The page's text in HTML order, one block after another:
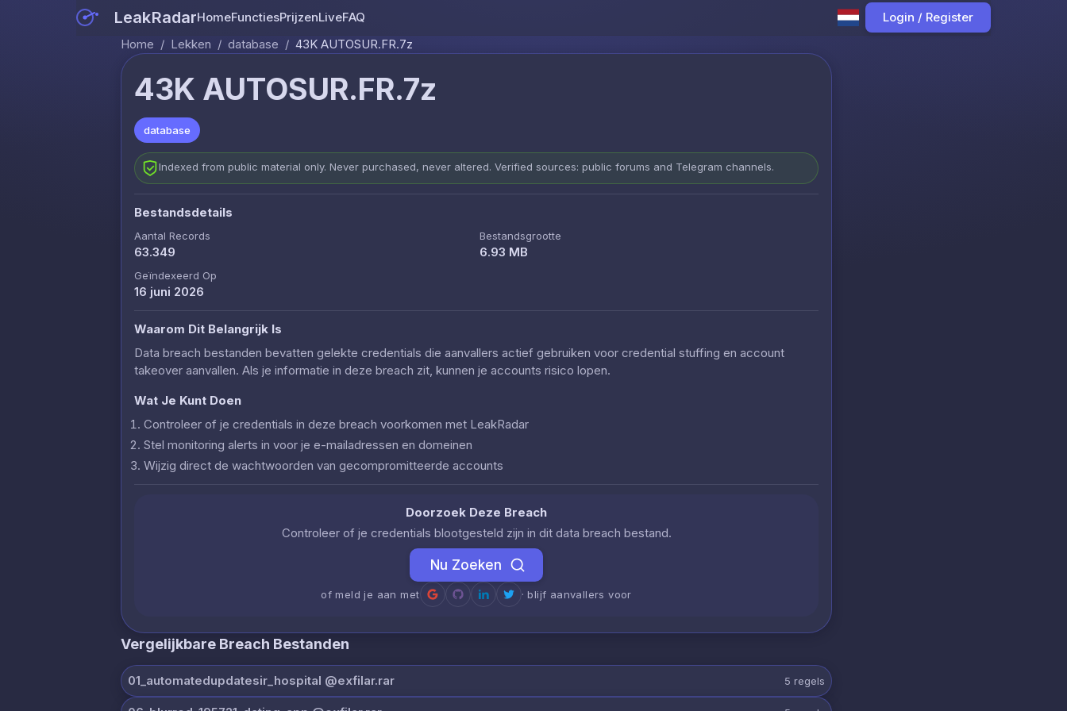
LeakRadarHomeFunctiesPrijzenLiveFAQ
Login / Register
Home / Lekken / database / 43K AUTOSUR.FR.7z
43K AUTOSUR.FR.7z
database
Indexed from public material only. Never purchased, never altered. Verified sources: public forums and Telegram channels.
Bestandsdetails
Aantal Records
63.349
Bestandsgrootte
6.93 MB
Geïndexeerd Op
16 juni 2026
Waarom Dit Belangrijk Is
Data breach bestanden bevatten gelekte credentials die aanvallers actief gebruiken voor credential stuffing en account
takeover aanvallen. Als je informatie in deze breach zit, kunnen je accounts risico lopen.
Wat Je Kunt Doen
Controleer of je credentials in deze breach voorkomen met LeakRadar
Stel monitoring alerts in voor je e-mailadressen en domeinen
Wijzig direct de wachtwoorden van gecompromitteerde accounts
Doorzoek Deze Breach
Controleer of je credentials blootgesteld zijn in dit data breach bestand.
Nu Zoeken
of meld je aan met · blijf aanvallers voor
Vergelijkbare Breach Bestanden
01_automatedupdatesir_hospital @exfilar.rar 5 regels